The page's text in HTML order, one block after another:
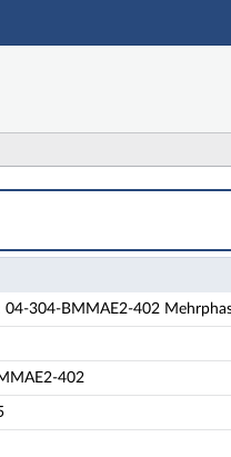
Systeme - Details
04-304-BMMAE2-402
402